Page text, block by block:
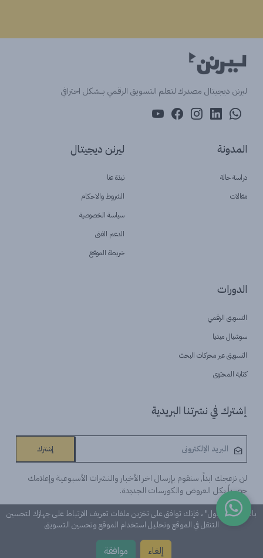
ليرنن ديجيتال مصدرك لتعلم التسويق الرقمي بــشكل احترافي
المدونة
دراسة حالة
مقالات
ليرنن ديجيتال
نبذة عنا
الشروط والاحكام
سياسة الخصوصية
الدعم الفنى
خريطة الموقع
الدورات
التسويق الرقمي
سوشيال ميديا
التسويق عبر محركات البحث
كتابة المحتوى
إشترك في نشرتنا البريدية
إشترك
لن نزعجك ابداً, سنقوم بإرسال اخر الأخبار والنشرات الأسبوعية وإعلامك
حصرياً بكل العروض والكورسات الجديدة.
©Learn n 'Digital. كل الحقوق محفوظة
بالنقر على "قبول" ، فإنك توافق على تخزين ملفات تعريف الارتباط على جهازك لتحسين
التنقل في الموقع وتحليل استخدام الموقع وتحسين التسويق
موافقة إلغاء